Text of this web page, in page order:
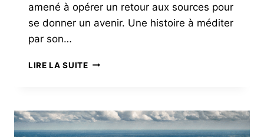
amené à opérer un retour aux sources pour
se donner un avenir. Une histoire à méditer
par son…
LIRE LA SUITEPARC
?